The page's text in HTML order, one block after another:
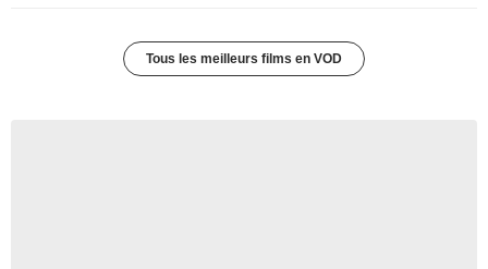
Tous les meilleurs films en VOD